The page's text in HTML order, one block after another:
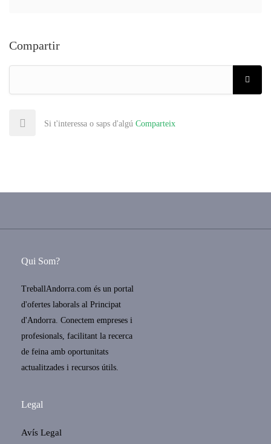
Compartir
Si t'interessa o saps d'algú Comparteix
Qui Som?
TreballAndorra.com és un portal
d'ofertes laborals al Principat
d'Andorra. Conectem empreses i
profesionals, facilitant la recerca
de feina amb oportunitats
actualitzades i recursos útils.
Legal
Avís Legal